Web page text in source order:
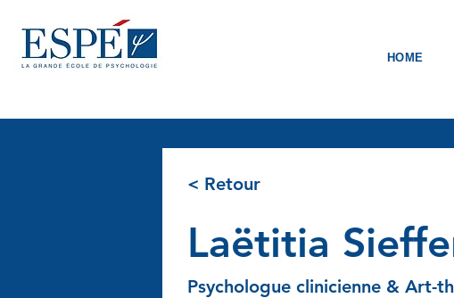
HOME
< Retour
Laëtitia
Psychologue clinicienne & Art-